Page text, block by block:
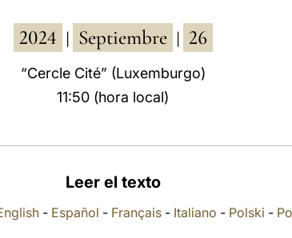
2024 Septiembre 26
“Cercle Cité” (Luxemburgo)
11:50 (hora local)
Leer el texto
- Español - Français - Italiano - Polski -